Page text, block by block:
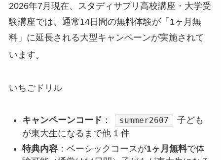
2026年7月現在、スタディサプリ高校講座・大学受
験講座では、通常14日間の無料体験が「1ヶ月無
料」に延長される大型キャンペーンが実施されて
います。
いちごドリル
キャンペーンコード ： summer2607
子ども
が東大生になるまで他 1 件
特典内容：ベーシックコースが1ヶ月無料で体